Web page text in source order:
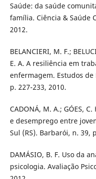
Saúde: da saúde
família. Ciência & Saúde
2012.
BELANCIERI, M. F.;
E. A. A resiliência em
enfermagem. Estudos de
p. 227-233, 2010.
CADONÁ, M. A.; GÓES,
e desemprego entre
Sul (RS). Barbarói, n. 39,
DAMÁSIO, B. F. Uso da
psicologia. Avaliação